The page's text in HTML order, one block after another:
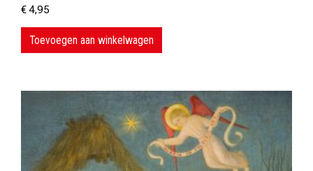
€4,95
Toevoegen aan winkelwagen